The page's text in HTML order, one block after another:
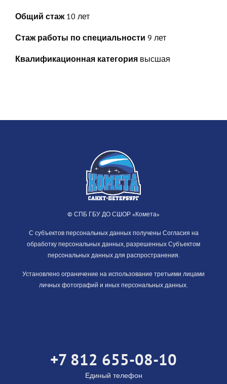
Общий стаж 10 лет
Стаж работы по специальности 9 лет
Квалификационная категория высшая
© СПБ ГБУ ДО СШОР «Комета»
С субъектов персональных данных получены Согласия на
обработку персональных данных, разрешенных Субъектом
персональных данных для распространения.
Установлено ограничение на использование третьими лицами
личных фотографий и иных персональных данных.
+7 812 655-08-10
Единый телефон